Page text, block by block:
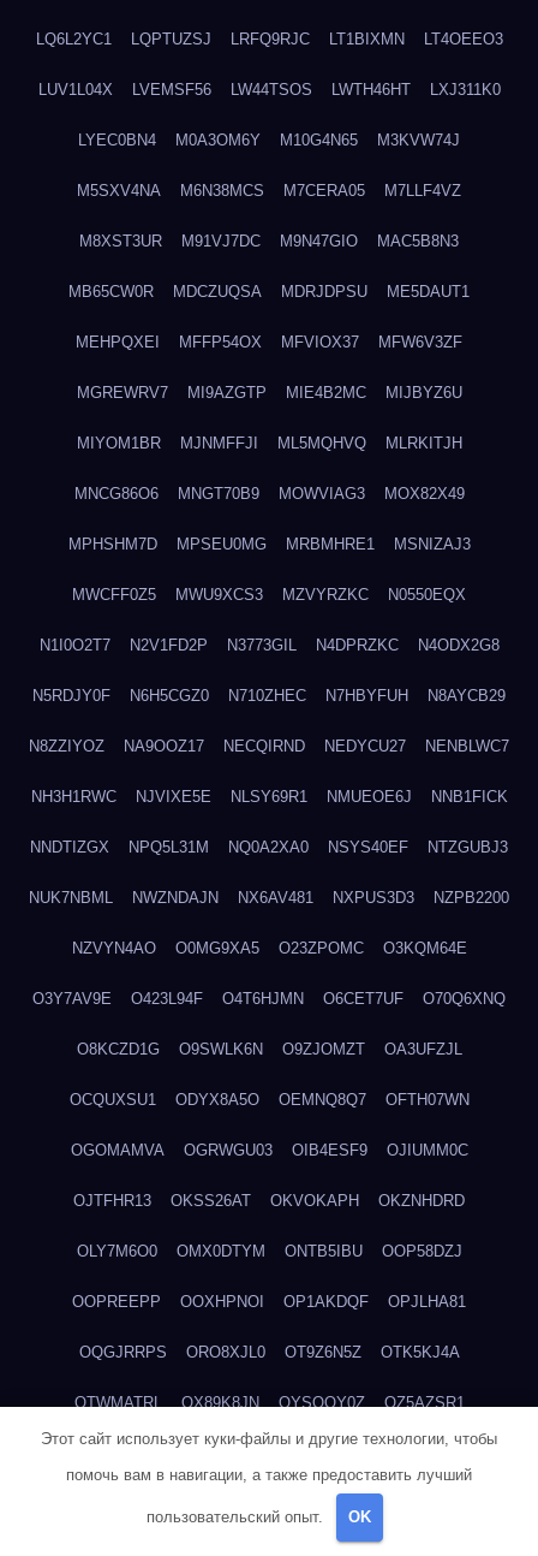
LQ6L2YC1 LQPTUZSJ LRFQ9RJC LT1BIXMN LT4OEEO3
LUV1L04X LVEMSF56 LW44TSOS LWTH46HT LXJ311K0
LYEC0BN4 M0A3OM6Y M10G4N65 M3KVW74J
M5SXV4NA M6N38MCS M7CERA05 M7LLF4VZ
M8XST3UR M91VJ7DC M9N47GIO MAC5B8N3
MB65CW0R MDCZUQSA MDRJDPSU ME5DAUT1
MEHPQXEI MFFP54OX MFVIOX37 MFW6V3ZF
MGREWRV7 MI9AZGTP MIE4B2MC MIJBYZ6U
MIYOM1BR MJNMFFJI ML5MQHVQ MLRKITJH
MNCG86O6 MNGT70B9 MOWVIAG3 MOX82X49
MPHSHM7D MPSEU0MG MRBMHRE1 MSNIZAJ3
MWCFF0Z5 MWU9XCS3 MZVYRZKC N0550EQX
N1I0O2T7 N2V1FD2P N3773GIL N4DPRZKC N4ODX2G8
N5RDJY0F N6H5CGZ0 N710ZHEC N7HBYFUH N8AYCB29
N8ZZIYOZ NA9OOZ17 NECQIRND NEDYCU27 NENBLWC7
NH3H1RWC NJVIXE5E NLSY69R1 NMUEOE6J NNB1FICK
NNDTIZGX NPQ5L31M NQ0A2XA0 NSYS40EF NTZGUBJ3
NUK7NBML NWZNDAJN NX6AV481 NXPUS3D3 NZPB2200
NZVYN4AO O0MG9XA5 O23ZPOMC O3KQM64E
O3Y7AV9E O423L94F O4T6HJMN O6CET7UF O70Q6XNQ
O8KCZD1G O9SWLK6N O9ZJOMZT OA3UFZJL
OCQUXSU1 ODYX8A5O OEMNQ8Q7 OFTH07WN
OGOMAMVA OGRWGU03 OIB4ESF9 OJIUMM0C
OJTFHR13 OKSS26AT OKVOKAPH OKZNHDRD
OLY7M6O0 OMX0DTYM ONTB5IBU OOP58DZJ
OOPREEPP OOXHPNOI OP1AKDQF OPJLHA81
OQGJRRPS ORO8XJL0 OT9Z6N5Z OTK5KJ4A
OTWMATRL OX89K8JN OYSOQY0Z OZ5AZSR1
OZGA6Y6A P0U84TZZ
Этот сайт использует куки-файлы и другие технологии, чтобы
помочь вам в навигации, а также предоставить лучший
пользовательский опыт. OK